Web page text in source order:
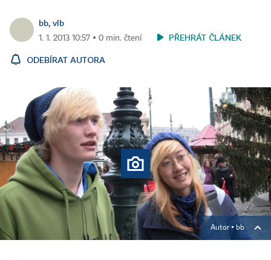
bb, vlb
1. 1. 2013 10:57 ▪ 0 min. čtení PŘEHRÁT ČLÁNEK
ODEBÍRAT AUTORA
Autor ▪ bb